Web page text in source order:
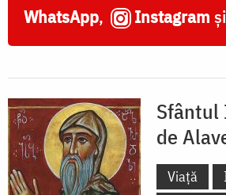
WhatsApp, Instagram și
de
Viață